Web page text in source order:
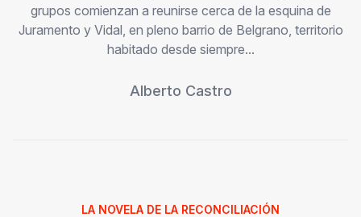
grupos comienzan a reunirse cerca de la esquina de
Juramento y Vidal, en pleno barrio de Belgrano, territorio
habitado desde siempre...
Alberto Castro
LA NOVELA DE LA RECONCILIACIÓN